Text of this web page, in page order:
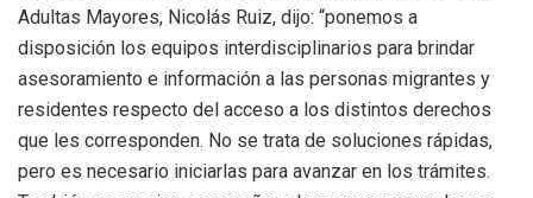
Adultas Mayores, Nicolás Ruiz, dijo: “ponemos a
disposición los equipos interdisciplinarios para brindar
asesoramiento e información a las personas migrantes y
residentes respecto del acceso a los distintos derechos
que les corresponden. No se trata de soluciones rápidas,
pero es necesario iniciarlas para avanzar en los trámites.